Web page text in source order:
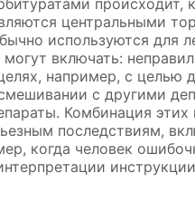
происходит,
центральными
используются для
включать:
например, с целью
с другими
Комбинация
последствиям,
когда человек